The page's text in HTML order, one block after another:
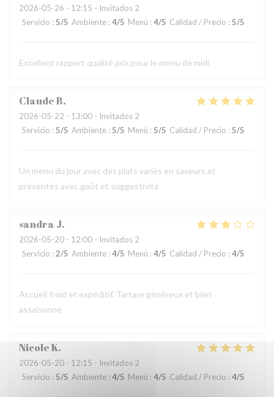
2026-05-26 - 12:15 - Invitados 2
Servicio : 5/5 Ambiente : 4/5 Menú : 4/5 Calidad / Precio : 5/5
Excellent rapport qualité prix pour le menu de midi
ClaudeB
2026-05-22 - 13:00 - Invitados 2
Servicio : 5/5 Ambiente : 5/5 Menú : 5/5 Calidad / Precio : 5/5
Un menu du jour avec des plats variés en saveurs et
présentés avec goût et suggestivité
sandra J
2026-05-20 - 12:00 - Invitados 2
Servicio : 2/5 Ambiente : 4/5 Menú : 4/5 Calidad / Precio : 4/5
Accueil froid et expéditif. Tartare généreux et bien
assaisonné
NicoleK
2026-05-20 - 12:15 - Invitados 2
Servicio : 5/5 Ambiente : 4/5 Menú : 4/5 Calidad / Precio : 4/5